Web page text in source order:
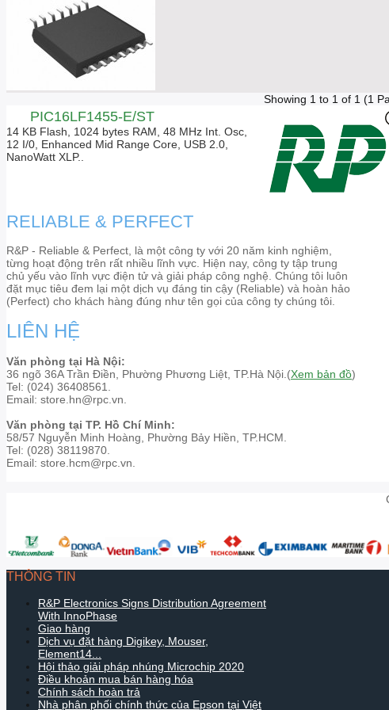
PIC16LF1455-E/ST
14 KB Flash, 1024 bytes RAM, 48 MHz Int. Osc,
12 I/0, Enhanced Mid Range Core, USB 2.0,
NanoWatt XLP..
Showing 1 to 1 of 1 (1
RELIABLE & PERFECT
R&P - Reliable & Perfect, là một công ty với 20 năm kinh nghiệm,
từng hoạt động trên rất nhiều lĩnh vực. Hiện nay, công ty tập trung
chủ yếu vào lĩnh vực điện tử và giải pháp công nghệ. Chúng tôi luôn
đặt mục tiêu đem lại một dịch vụ đáng tin cậy (Reliable) và hoàn hảo
(Perfect) cho khách hàng đúng như tên gọi của công ty chúng tôi.
LIÊN HỆ
Văn phòng tại Hà Nội:
36 ngõ 36A Trần Điền, Phường Phương Liệt, TP.Hà Nội.(Xem bản đồ)
Tel: (024) 36408561.
Email: store.hn@rpc.vn.
Văn phòng tại TP. Hồ Chí Minh:
58/57 Nguyễn Minh Hoàng, Phường Bảy Hiền, TP.HCM.
Tel: (028) 38119870.
Email: store.hcm@rpc.vn.
THÔNG TIN
R&P Electronics Signs Distribution Agreement
With InnoPhase
Giao hàng
Dịch vụ đặt hàng Digikey, Mouser,
Element14...
Hội thảo giải pháp nhúng Microchip 2020
Điều khoản mua bán hàng hóa
Chính sách hoàn trả
Nhà phân phối chính thức của Epson tại Việt